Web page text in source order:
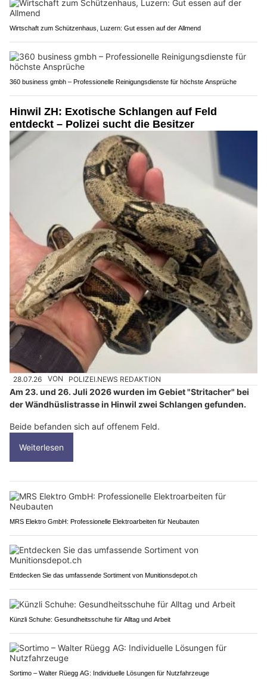
Wirtschaft zum Schützenhaus, Luzern: Gut essen auf der Allmend
360 business gmbh – Professionelle Reinigungsdienste für höchste Ansprüche
Hinwil ZH: Exotische Schlangen auf Feld
entdeckt – Polizei sucht die Besitzer
28.07.26 VON POLIZEI.NEWS REDAKTION
Am 23. und 26. Juli 2026 wurden im Gebiet "Stritacher" bei
der Wändhüslistrasse in Hinwil zwei Schlangen gefunden.
Beide befanden sich auf offenem Feld.
Weiterlesen
MRS Elektro GmbH: Professionelle Elektroarbeiten für Neubauten
Entdecken Sie das umfassende Sortiment von Munitionsdepot.ch
Künzli Schuhe: Gesundheitsschuhe für Alltag und Arbeit
Sortimo – Walter Rüegg AG: Individuelle Lösungen für Nutzfahrzeuge